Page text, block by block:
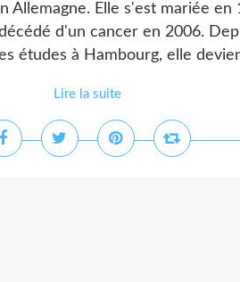
Allemagne. Elle s'est mariée en
d'un cancer en 2006.
études à Hambourg, elle
Lire la suite